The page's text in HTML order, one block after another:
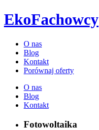
EkoFachowcy
O nas
Blog
Kontakt
Porównaj oferty
O nas
Blog
Kontakt
Fotowoltaika